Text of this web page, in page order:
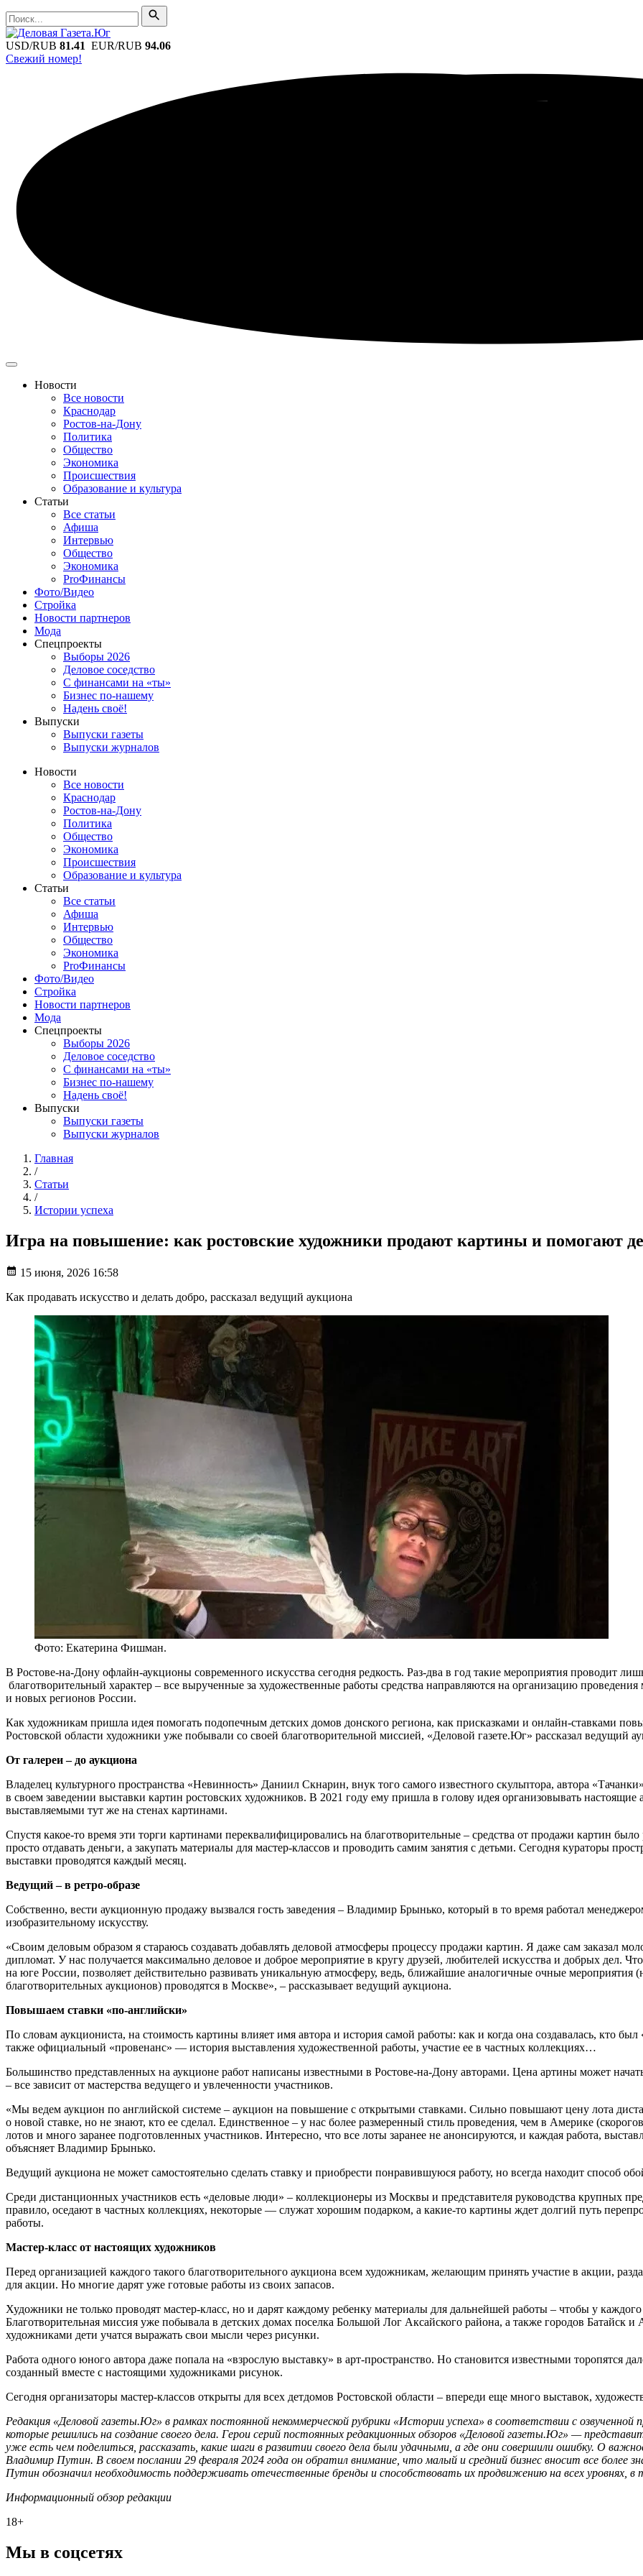
Поиск
Поиск
USD/RUB 81.41 EUR/RUB 94.06
Свежий номер!
Новости
Все новости
Краснодар
Ростов-на-Дону
Политика
Общество
Экономика
Происшествия
Образование и культура
Статьи
Все статьи
Афиша
Интервью
Общество
Экономика
ProФинансы
Фото/Видео
Стройка
Новости партнеров
Мода
Спецпроекты
Выборы 2026
Деловое соседство
С финансами на «ты»
Бизнес по-нашему
Надень своё!
Выпуски
Выпуски газеты
Выпуски журналов
Новости
Все новости
Краснодар
Ростов-на-Дону
Политика
Общество
Экономика
Происшествия
Образование и культура
Статьи
Все статьи
Афиша
Интервью
Общество
Экономика
ProФинансы
Фото/Видео
Стройка
Новости партнеров
Мода
Спецпроекты
Выборы 2026
Деловое соседство
С финансами на «ты»
Бизнес по-нашему
Надень своё!
Выпуски
Выпуски газеты
Выпуски журналов
Главная
/
Статьи
/
Истории успеха
Игра на повышение: как ростовские художники продают картины и помогают
15 июня, 2026 16:58
Как продавать искусство и делать добро, рассказал ведущий аукциона
Фото: Екатерина Фишман.
В Ростове-на-Дону офлайн-аукционы современного искусства сегодня редкость. Раз-два в год такие мероприятия проводит
благотворительный характер – все вырученные за художественные работы средства направляются на организацию
и новых регионов России.
Как художникам пришла идея помогать подопечным детских домов донского региона, как присказками и онлайн-ставками
Ростовской области художники уже побывали со своей благотворительной миссией, «Деловой газете.Юг» рассказал ведущий
От галереи – до аукциона
Владелец культурного пространства «Невинность» Даниил Скнарин, внук того самого известного скульптора, автора
в своем заведении выставки картин ростовских художников. В 2021 году ему пришла в голову идея организовывать
выставляемыми тут же на стенах картинами.
Спустя какое-то время эти торги картинами переквалифицировались на благотворительные – средства от продажи картин
просто отдавать деньги, а закупать материалы для мастер-классов и проводить самим занятия с детьми. Сегодня кураторы
выставки проводятся каждый месяц.
Ведущий – в ретро-образе
Собственно, вести аукционную продажу вызвался гость заведения – Владимир Брынько, который в то время работал
изобразительному искусству.
«Своим деловым образом я стараюсь создавать добавлять деловой атмосферы процессу продажи картин. Я даже сам заказал
дипломат. У нас получается максимально деловое и доброе мероприятие в кругу друзей, любителей искусства и добрых дел.
на юге России, позволяет действительно развивать уникальную атмосферу, ведь, ближайшие аналогичные очные мероприятия
благотворительных аукционов) проводятся в Москве», – рассказывает ведущий аукциона.
Повышаем ставки «по-английски»
По словам аукциониста, на стоимость картины влияет имя автора и история самой работы: как и когда она создавалась, кто
также официальный «провенанс» — история выставления художественной работы, участие ее в частных коллекциях…
Большинство представленных на аукционе работ написаны известными в Ростове-на-Дону авторами. Цена артины может
– все зависит от мастерства ведущего и увлеченности участников.
«Мы ведем аукцион по английской системе – аукцион на повышение с открытыми ставками. Сильно повышают цену лота
о новой ставке, но не знают, кто ее сделал. Единственное – у нас более размеренный стиль проведения, чем в Америке
лотов и много заранее подготовленных участников. Интересно, что все лоты заранее не анонсируются, и каждая работа,
объясняет Владимир Брынько.
Ведущий аукциона не может самостоятельно сделать ставку и приобрести понравившуюся работу, но всегда находит способ
Среди дистанционных участников есть «деловые люди» – коллекционеры из Москвы и представителя руководства крупных
правило, оседают в частных коллекциях, некоторые — служат хорошим подарком, а какие-то картины ждет долгий путь
работы.
Мастер-класс от настоящих художников
Перед организацией каждого такого благотворительного аукциона всем художникам, желающим принять участие в акции,
для акции. Но многие дарят уже готовые работы из своих запасов.
Художники не только проводят мастер-класс, но и дарят каждому ребенку материалы для дальнейшей работы – чтобы у
Благотворительная миссия уже побывала в детских домах поселка Большой Лог Аксайского района, а также городов Батайск
художниками дети учатся выражать свои мысли через рисунки.
Работа одного юного автора даже попала на «взрослую выставку» в арт-пространство. Но становится известными торопятся
созданный вместе с настоящими художниками рисунок.
Сегодня организаторы мастер-классов открыты для всех детдомов Ростовской области – впереди еще много выставок,
Редакция «Деловой газеты.Юг» в рамках постоянной некоммерческой рубрики «Истории успеха» в соответствии с
которые решились на создание своего дела. Герои серий постоянных редакционных обзоров «Деловой газеты.Юг» —
уже есть чем поделиться, рассказать, какие шаги в развитии своего дела были удачными, а где они совершили ошибку. О
Владимир Путин. В своем послании 29 февраля 2024 года он обратил внимание, что малый и средний бизнес вносит все более
Путин обозначил необходимость поддерживать отечественные бренды и способствовать их продвижению на всех уровнях,
Информационный обзор редакции
18+
Мы в соцсетях